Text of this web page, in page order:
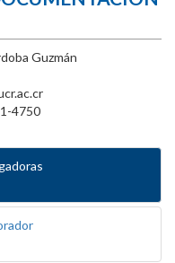
Guzmán
4750